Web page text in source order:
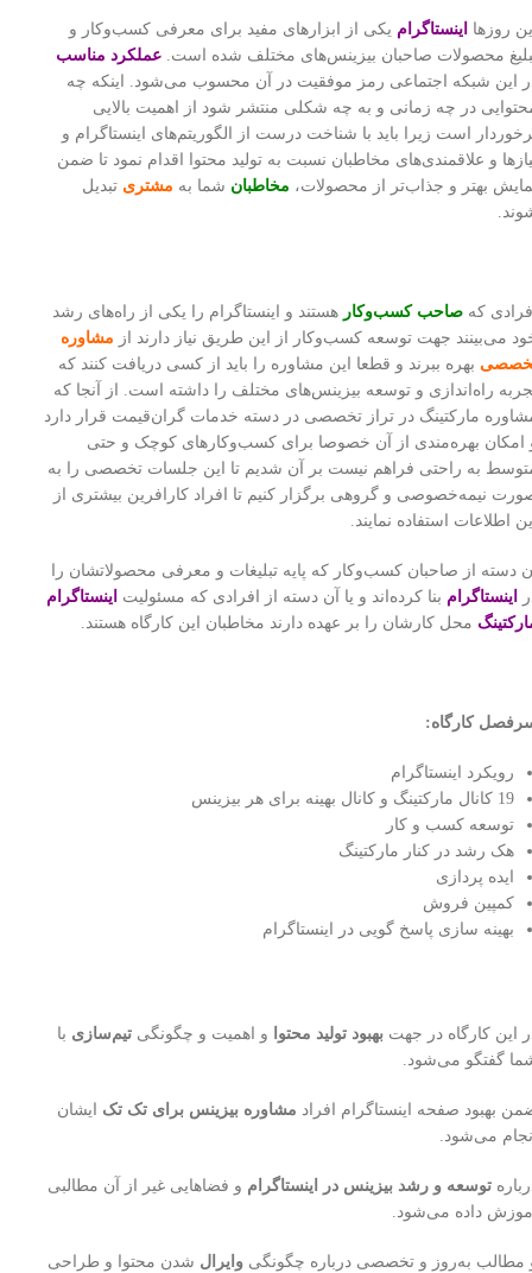
روزها اینستاگرام یکی از ابزارهای مفید برای معرفی کسب‌و‌کار و
محصولات صاحبان بیزینس‌های مختلف شده است. عملکرد مناسب
این شبکه اجتماعی رمز موفقیت در آن محسوب می‌شود. اینکه چه
در چه زمانی و به چه شکلی منتشر شود از اهمیت بالایی
است زیرا باید با شناخت درست از الگوریتم‌های اینستاگرام و
و علاقمندی‌های مخاطبان نسبت به تولید محتوا اقدام نمود تا ضمن
بهتر و جذاب‌تر از محصولات، مخاطبان شما به مشتری تبدیل
که صاحب کسب‌و‌کار هستند و اینستاگرام را یکی از راه‌های رشد
می‌بینند جهت توسعه کسب‌و‌کار از این طریق نیاز دارند از مشاوره
بهره ببرند و قطعا این مشاوره را باید از کسی دریافت کنند که
راه‌اندازی و توسعه بیزینس‌های مختلف را داشته است. از آنجا که
مارکتینگ در تراز تخصصی در دسته خدمات گران‌قیمت قرار دارد
امکان بهره‌مندی از آن خصوصا برای کسب‌و‌کارهای کوچک و حتی
به راحتی فراهم نیست بر آن شدیم تا این جلسات تخصصی را به
نیمه‌خصوصی و گروهی برگزار کنیم تا افراد کارافرین بیشتری از
اطلاعات استفاده نمایند.
دسته از صاحبان کسب‌و‌کار که پایه تبلیغات و معرفی محصولاتشان را
اینستاگرام بنا کرده‌اند و یا آن دسته از افرادی که مسئولیت اینستاگرام
محل کارشان را بر عهده دارند مخاطبان این کارگاه هستند.
کارگاه:
رویکرد اینستاگرام
19 کانال مارکتینگ و کانال بهینه برای هر بیزینس
توسعه کسب و کار
هک رشد در کنار مارکتینگ
ایده پردازی
کمپین فروش
بهینه سازی پاسخ گویی در اینستاگرام
این کارگاه در جهت بهبود تولید محتوا و اهمیت و چگونگی تیم‌سازی با
گفتگو می‌شود.
بهبود صفحه اینستاگرام افراد مشاوره بیزینس برای تک تک ایشان
می‌شود.
توسعه و رشد بیزینس در اینستاگرام و فضاهایی غیر از آن مطالبی
داده می‌شود.
مطالب به‌روز و تخصصی درباره چگونگی وایرال شدن محتوا و طراحی